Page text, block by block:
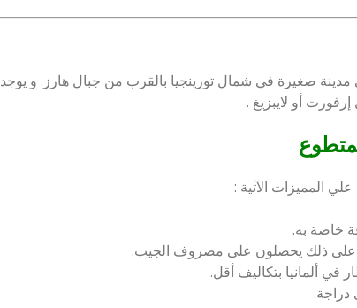
صغيرة في شمال تورينجيا بالقرب من جبال هارز. و يوجد
أو لايبزيغ .
المميزات الآتية :
خاصة به.
على ذلك يحصلون على مصروف الجيب.
ألمانيا بتكاليف أقل.